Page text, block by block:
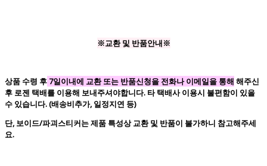
※교환 및 반품안내※
상품 수령 후 7일이내에 교환 또는 반품신청을 전화나 이메일을 통해 해주신
후 로젠 택배를 이용해 보내주셔야합니다. 타 택배사 이용시 불편함이 있을
수 있습니다. (배송비추가, 일정지연 등)
단, 보이드/파괴스티커는 제품 특성상 교환 및 반품이 불가하니 참고해주세
요.